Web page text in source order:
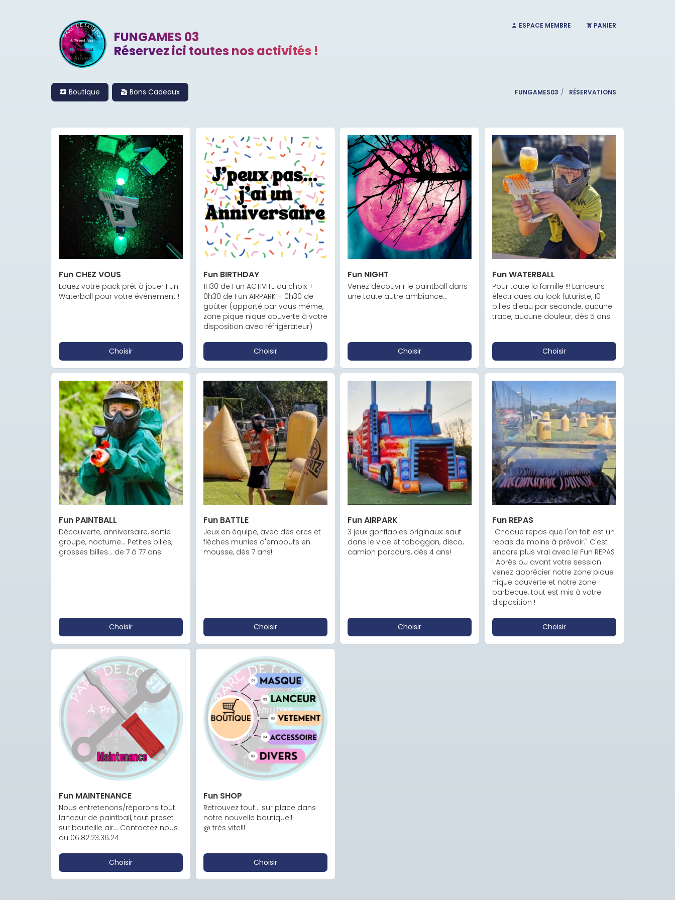
ESPACE MEMBRE PANIER
FUNGAMES 03
Réservez ici toutes nos activités !
Boutique Bons Cadeaux FUNGAMES03 RÉSERVATIONS
Fun CHEZ VOUS
Louez votre pack prêt à jouer Fun
Waterball pour votre événement !
Choisir
Fun BIRTHDAY
1H30 de Fun ACTIVITE au choix +
0h30 de Fun AIRPARK + 0h30 de
goûter (apporté par vous même,
zone pique nique couverte à votre
disposition avec réfrigérateur)
Choisir
Fun NIGHT
Venez découvrir le paintball dans
une toute autre ambiance...
Choisir
Fun WATERBALL
Pour toute la famille !!! Lanceurs
électriques au look futuriste, 10
billes d'eau par seconde, aucune
trace, aucune douleur, dès 5 ans
Choisir
Fun PAINTBALL
Découverte, anniversaire, sortie
groupe, nocturne... Petites billes,
grosses billes... de 7 à 77 ans!
Choisir
Fun BATTLE
Jeux en équipe, avec des arcs et
flèches munies d'embouts en
mousse, dès 7 ans!
Choisir
Fun AIRPARK
3 jeux gonflables originaux: saut
dans le vide et toboggan, disco,
camion parcours, dès 4 ans!
Choisir
Fun REPAS
"Chaque repas que l'on fait est un
repas de moins à prévoir." C'est
encore plus vrai avec le Fun REPAS
! Après ou avant votre session
venez apprécier notre zone pique
nique couverte et notre zone
barbecue, tout est mis à votre
disposition !
Choisir
Fun MAINTENANCE
Nous entretenons/réparons tout
lanceur de paintball, tout preset
sur bouteille air... Contactez nous
au 06.82.23.36.24
Choisir
Fun SHOP
Retrouvez tout... sur place dans
notre nouvelle boutique!!!
@ très vite!!!
Choisir